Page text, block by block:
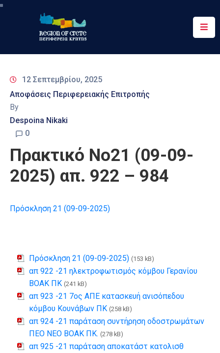
Περιφέρεια
&
Δράσεις
Ψηφιακές
Επικοινωνία
12 Σεπτεμβρίου, 2025
Αποφάσεις Περιφερειακής Επιτροπής
By
Despoina Nikaki
0
Πρακτικό Νο21 (09-09-
2025) απ. 922 – 984
Πρόσκληση 21 (09-09-2025)
Πρόσκληση 21 (09-09-2025) (153 kB)
απ 922 -21 ηλεκτροφωτισμός κόμβου Γερανίου
ΒΟΑΚ ΠΚ (241 kB)
απ 923 -21 7ος ΑΠΕ κατασκευή ανισόπεδου
κόμβου Κουνάβων ΠΚ (258 kB)
απ 924 -21 παράταση συντήρηση οδοστρωμάτων
ΠΕΟ ΝΕΟ ΒΟΑΚ ΠΚ. (278 kB)
απ 925 -21 παράταση αποκατάστ κατολισθ